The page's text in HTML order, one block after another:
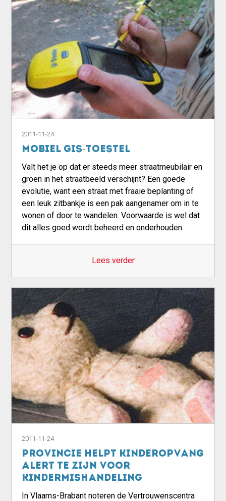
2011-11-24
Mobiel GIS-toestel
Valt het je op dat er steeds meer straatmeubilair en
groen in het straatbeeld verschijnt? Een goede
evolutie, want een straat met fraaie beplanting of
een leuk zitbankje is een pak aangenamer om in te
wonen of door te wandelen. Voorwaarde is wel dat
dit alles goed wordt beheerd en onderhouden.
Lees verder
2011-11-24
Provincie helpt kinderopvang
alert te zijn voor
kindermishandeling
In Vlaams-Brabant noteren de Vertrouwenscentra